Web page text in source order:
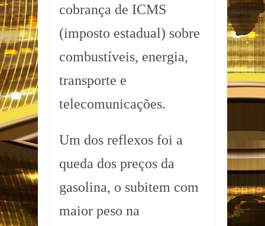
cobrança de ICMS
(imposto estadual) sobre
combustíveis, energia,
transporte e
telecomunicações.
Um dos reflexos foi a
queda dos preços da
gasolina, o subitem com
maior peso na